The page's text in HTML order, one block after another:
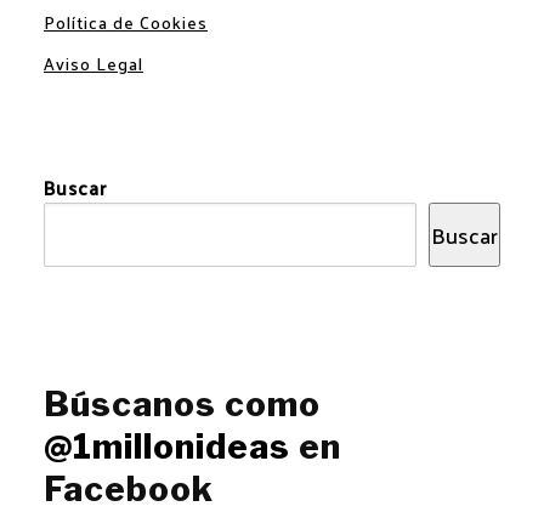
Política de Cookies
Aviso Legal
Buscar
Buscar
Búscanos como
@1millonideas en
Facebook